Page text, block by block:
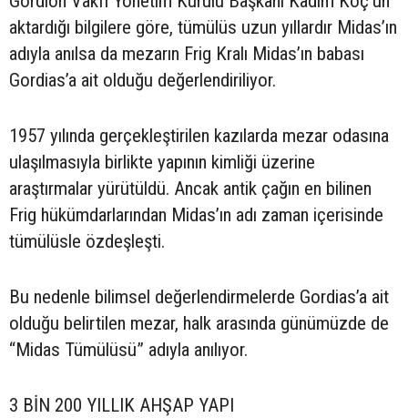
aktardığı bilgilere göre, tümülüs uzun yıllardır Midas’ın
adıyla anılsa da mezarın Frig Kralı Midas’ın babası
Gordias’a ait olduğu değerlendiriliyor.
1957 yılında gerçekleştirilen kazılarda mezar odasına
ulaşılmasıyla birlikte yapının kimliği üzerine
araştırmalar yürütüldü. Ancak antik çağın en bilinen
Frig hükümdarlarından Midas’ın adı zaman içerisinde
tümülüsle özdeşleşti.
Bu nedenle bilimsel değerlendirmelerde Gordias’a ait
olduğu belirtilen mezar, halk arasında günümüzde de
“Midas Tümülüsü” adıyla anılıyor.
3 BİN 200 YILLIK AHŞAP YAPI